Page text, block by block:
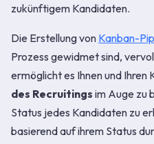
zukünftigem Kandidaten.
Die Erstellung von Kanban-
Prozess gewidmet sind,
ermöglicht es Ihnen und Ihren
des Recruitings im Auge zu
Status jedes Kandidaten zu
basierend auf ihrem Status